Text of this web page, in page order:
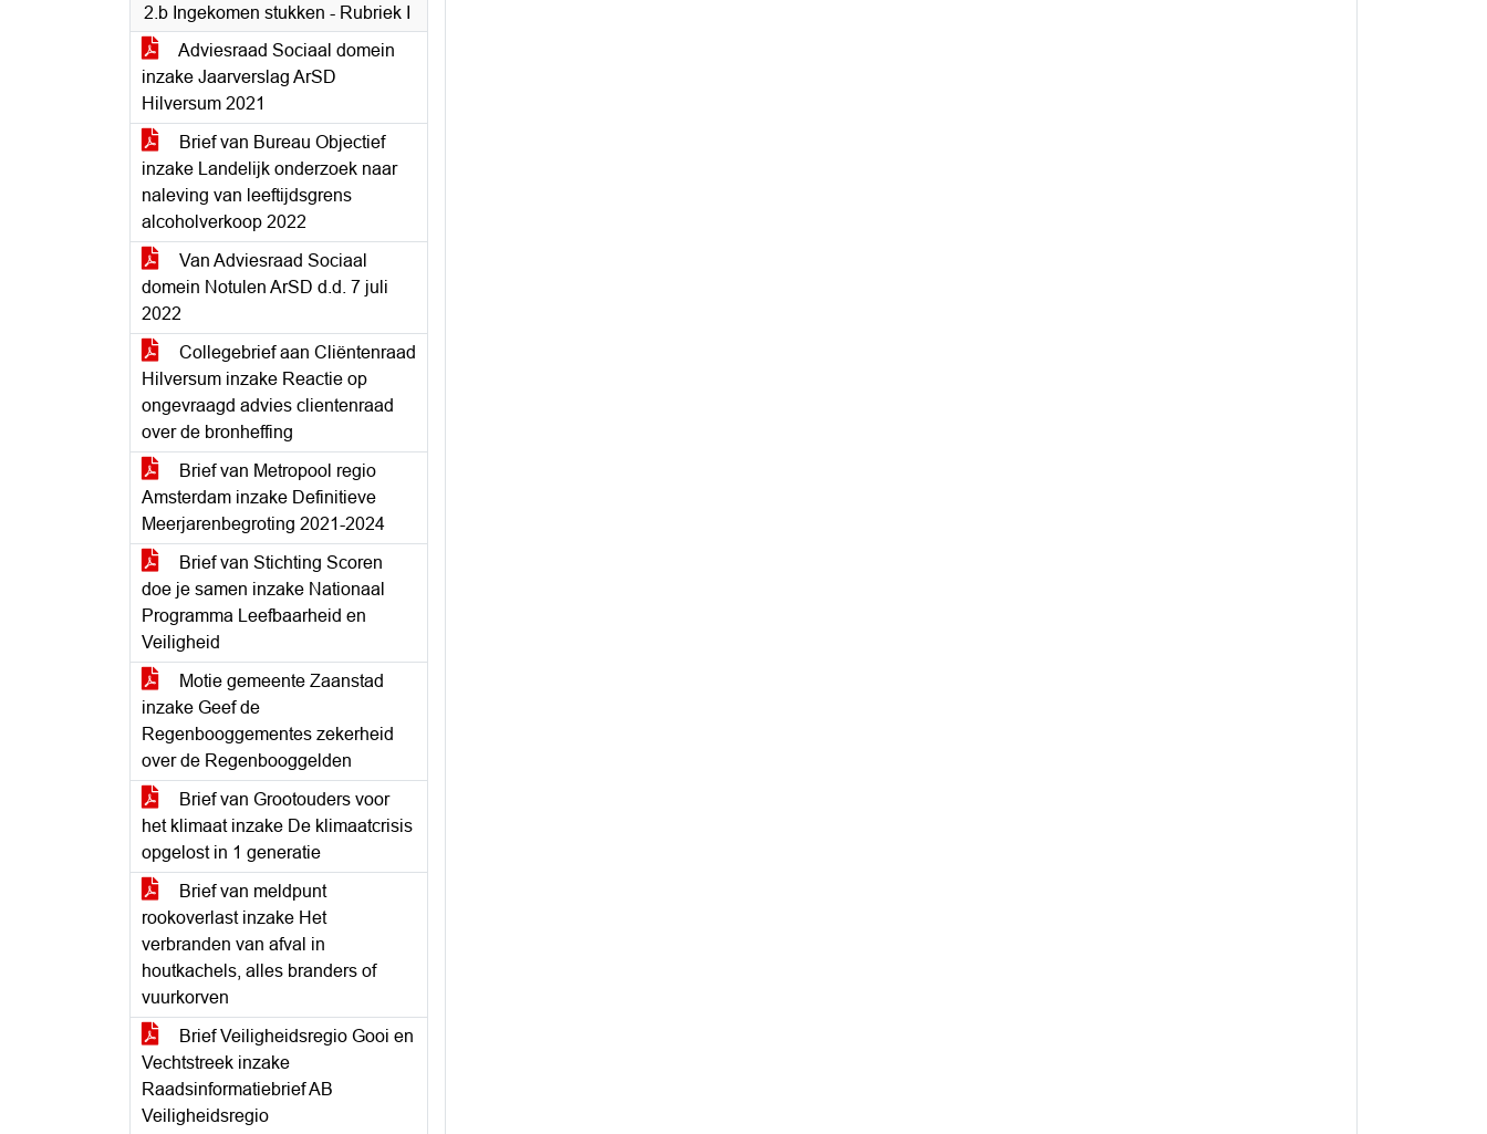
2.b Ingekomen stukken - Rubriek I
Adviesraad Sociaal domein
inzake Jaarverslag ArSD
Hilversum 2021
Brief van Bureau Objectief
inzake Landelijk onderzoek naar
naleving van leeftijdsgrens
alcoholverkoop 2022
Van Adviesraad Sociaal
domein Notulen ArSD d.d. 7 juli
2022
Collegebrief aan Cliëntenraad
Hilversum inzake Reactie op
ongevraagd advies clientenraad
over de bronheffing
Brief van Metropool regio
Amsterdam inzake Definitieve
Meerjarenbegroting 2021-2024
Brief van Stichting Scoren
doe je samen inzake Nationaal
Programma Leefbaarheid en
Veiligheid
Motie gemeente Zaanstad
inzake Geef de
Regenbooggementes zekerheid
over de Regenbooggelden
Brief van Grootouders voor
het klimaat inzake De klimaatcrisis
opgelost in 1 generatie
Brief van meldpunt
rookoverlast inzake Het
verbranden van afval in
houtkachels, alles branders of
vuurkorven
Brief Veiligheidsregio Gooi en
Vechtstreek inzake
Raadsinformatiebrief AB
Veiligheidsregio